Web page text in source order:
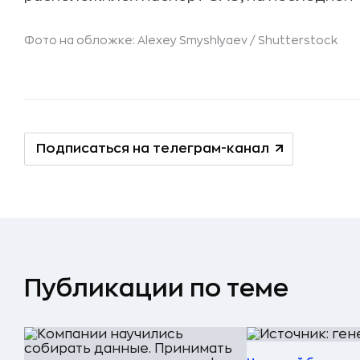
Фото на обложке: Alexey Smyshlyaev / Shutterstock
Подписаться на телеграм-канал
Публикации по теме